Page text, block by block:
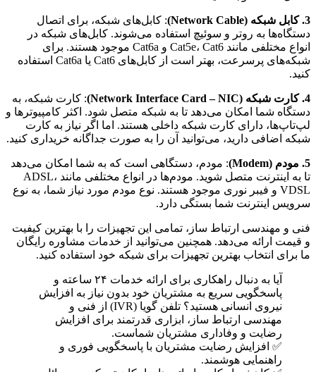
3. کابل شبکه (Network Cable)
: کابل‌های شبکه، برای اتصال
دستگاه‌ها به روتر و سوئیچ استفاده می‌شوند. کابل‌های شبکه در
انواع مختلفی مانند Cat5e، Cat6 و Cat6a موجود هستند. برای
شبکه‌های پرسرعت، بهتر است از کابل‌های Cat6 یا Cat6a استفاده
کنید.
4. کارت شبکه (Network Interface Card – NIC)
: کارت شبکه، به
دستگاه شما امکان می‌دهد تا به شبکه متصل شود. اکثر کامپیوترها و
لپ‌تاپ‌ها، دارای کارت شبکه داخلی هستند. اما اگر نیاز به کارت
شبکه اضافی دارید، می‌توانید آن را به صورت جداگانه خریداری کنید.
5. مودم (Modem)
: مودم، دستگاهی است که به شما امکان می‌دهد
تا به اینترنت متصل شوید. مودم‌ها در انواع مختلفی مانند ADSL،
VDSL و فیبر نوری موجود هستند. نوع مودم مورد نیاز شما، به نوع
سرویس اینترنت شما بستگی دارد.
فنی و مهندسی ارتباط ساز، تمامی این تجهیزات را با بهترین کیفیت
و قیمت ارائه می‌دهد. همچنین می‌توانید از خدمات مشاوره رایگان
ما برای انتخاب بهترین تجهیزات برای شبکه خود استفاده کنید.
آیا به دنبال راهکاری برای ارائه خدمات ۲۴ ساعته و
پاسخگویی سریع به مشتریان خود بدون نیاز به افزایش
نیروی انسانی هستید؟ تلفن گویا (IVR) از فنی و
مهندسی ارتباط ساز، ابزاری قدرتمند برای افزایش
رضایت و وفاداری مشتریان شماست.
✅ افزایش رضایت مشتریان با پاسخگویی فوری و
راهنمایی هوشمند.